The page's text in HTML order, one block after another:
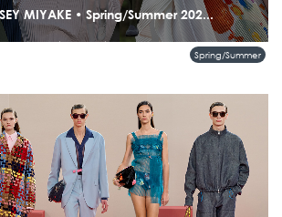
MIYAKE • Spring/Summer 202...
ง แต่ลึกและนิ่งพอจะเปลี่ยนมุมมองของคุณต่อคำว่า “เสื้อผ้า
Spring/Summer